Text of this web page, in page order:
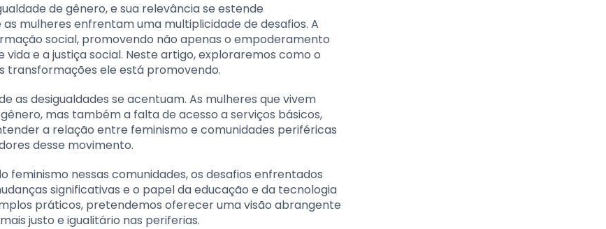
de gênero, e sua relevância se estende
as mulheres enfrentam uma multiplicidade de desafios. A
social, promovendo não apenas o empoderamento
e a justiça social. Neste artigo, exploraremos como o
transformações ele está promovendo.
as desigualdades se acentuam. As mulheres que vivem
mas também a falta de acesso a serviços básicos,
a relação entre feminismo e comunidades periféricas
desse movimento.
nessas comunidades, os desafios enfrentados
significativas e o papel da educação e da tecnologia
práticos, pretendemos oferecer uma visão abrangente
justo e igualitário nas periferias.